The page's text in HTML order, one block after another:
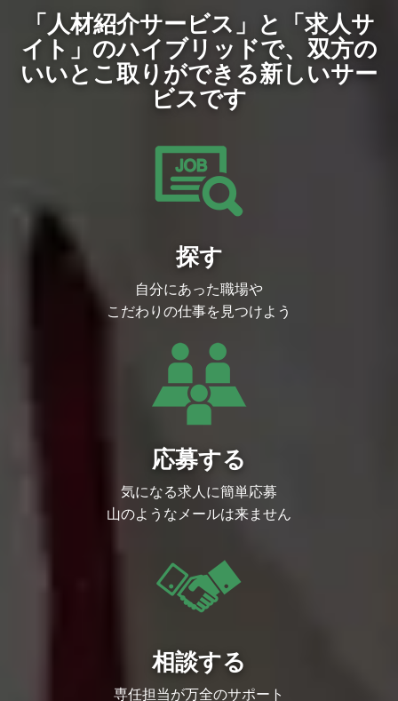
か？
■ベンチャーで夢を追いたい！ 30代で子
会社役員を目指してみませんか？
好きなエンタメ領域でビジネススキルを活
かしながら、若いうちから経験を積んでい
きたい方をお待ちしております！
弊社で最大限のご活躍を期待できる最適な
ポジションを提案させていただきます。
どのポジションからスタートするかは、入
社以前の実務経験年数やキャリアの内容等
により、選考プロセスの過程で最終的にす
【ポジション例】
◆ショートアニメ領域｜SNS領域からIPの
立ち上げ・育成を実施する部門
大ヒットIPの創出にアニメは必須で、
もはやSNSはテレビ以上にヒットコンテン
ツが生まれる場所。
りながら、IPのトータルプロデュースをお
◆ゲーム領域｜IPをゲームから大ヒットに
業界注目中の、ハイブリッドカジュアルゲ
同ジャンルはモバイル市場全体の成長が鈍
化する中でも、低コストで年商100億円超
います。
Plottでは年間5本程度のリリースに挑戦
通貫でお任せします。
◆MDビジネス領域｜IPグッズの商品企
画・マーケを実施する部門
ファンがつい手にとってしまうような、グ
ッズの企画開発を行います。
IPごとの販売戦略の立案・企画・制作進
行・監修・販促までの一気通貫したプロジ
「人材紹介サービス」と「求人サ
イト」のハイブリッドで、双方の
いいとこ取りができる新しいサー
ビスです
探す
自分にあった職場や
こだわりの仕事を見つけよう
応募する
気になる求人に簡単応募
山のようなメールは来ません
相談する
専任担当が万全のサポート